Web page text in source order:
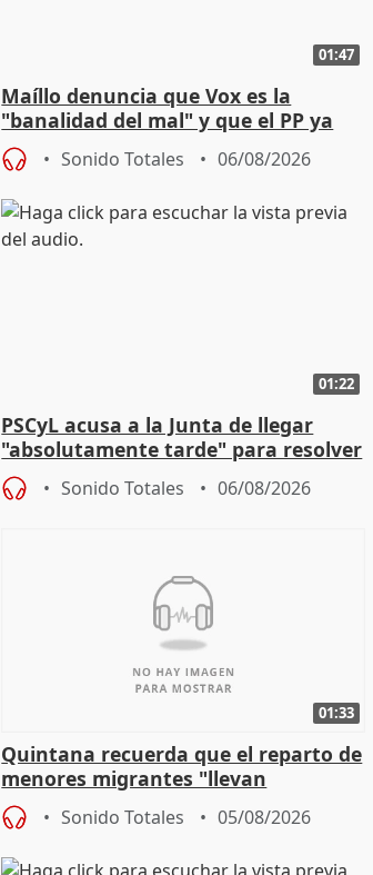
01:47
Maíllo denuncia que Vox es la
"banalidad del mal" y que el PP ya
asume todas sus tesis
Sonido Totales 06/08/2026
01:22
PSCyL acusa a la Junta de llegar
"absolutamente tarde" para resolver
problemas como Newcastle
Sonido Totales 06/08/2026
01:33
Quintana recuerda que el reparto de
menores migrantes "llevan
aportación del Gobierno" central
Sonido Totales 05/08/2026